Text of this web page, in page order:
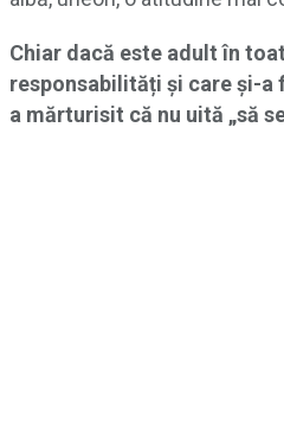
Chiar dacă este adult în
responsabilități și care și-
a mărturisit că nu uită „să